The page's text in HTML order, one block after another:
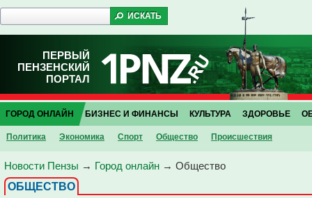
ПЕРВЫЙ
ПЕНЗЕНСКИЙ
ПОРТАЛ
ГОРОД ОНЛАЙН
Политика Экономика Спорт Общество Проиcшествия
БИЗНЕС И ФИНАНСЫ КУЛЬТУРА ЗДОРОВЬЕ
Новости Пензы → Город онлайн → Общество
ОБЩЕСТВО